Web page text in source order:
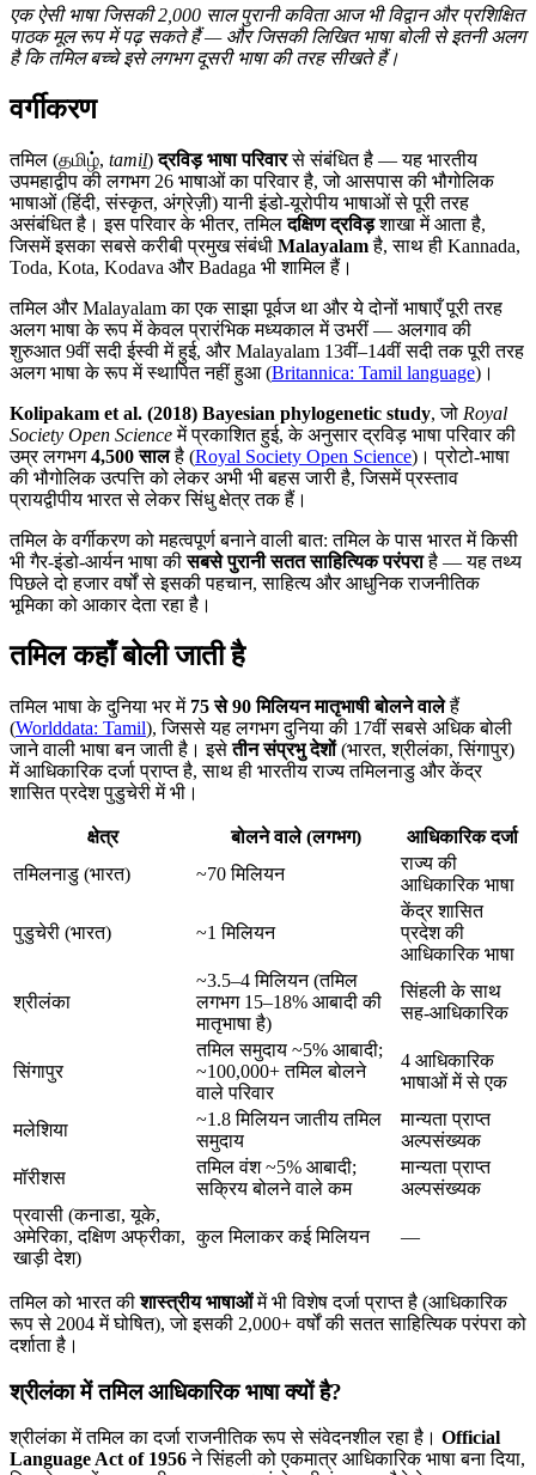
एक ऐसी भाषा जिसकी 2,000 साल पुरानी कविता आज भी विद्वान और प्रशिक्षित
पाठक मूल रूप में पढ़ सकते हैं — और जिसकी लिखित भाषा बोली से इतनी अलग
है कि तमिल बच्चे इसे लगभग दूसरी भाषा की तरह सीखते हैं।
वर्गीकरण
तमिल (தமிழ், tamiḻ)द्रविड़ भाषा परिवारसे संबंधित है — यह भारतीय
उपमहाद्वीप की लगभग 26 भाषाओं का परिवार है, जो आसपास की भौगोलिक
भाषाओं (हिंदी, संस्कृत, अंग्रेज़ी) यानी इंडो-यूरोपीय भाषाओं से पूरी तरह
असंबंधित है। इस परिवार के भीतर, तमिलदक्षिण द्रविड़शाखा में आता है,
जिसमें इसका सबसे करीबी प्रमुख संबंधी Malayalamहै, साथ ही Kannada,
Toda, Kota, Kodava और Badaga भी शामिल हैं।
तमिल और Malayalam का एक साझा पूर्वज था और ये दोनों भाषाएँ पूरी तरह
अलग भाषा के रूप में केवल प्रारंभिक मध्यकाल में उभरीं — अलगाव की
शुरुआत 9वीं सदी ईस्वी में हुई, और Malayalam 13वीं–14वीं सदी तक पूरी तरह
अलग भाषा के रूप में स्थापित नहीं हुआ (Britannica: Tamil language)।
Kolipakam et al. (2018) Bayesian phylogenetic study, जो Royal
Society Open Scienceमें प्रकाशित हुई, के अनुसार द्रविड़ भाषा परिवार की
उम्र लगभग4,500 सालहै (Royal Society Open Science)। प्रोटो-भाषा
की भौगोलिक उत्पत्ति को लेकर अभी भी बहस जारी है, जिसमें प्रस्ताव
प्रायद्वीपीय भारत से लेकर सिंधु क्षेत्र तक हैं।
तमिल के वर्गीकरण को महत्वपूर्ण बनाने वाली बात: तमिल के पास भारत में किसी
भी गैर-इंडो-आर्यन भाषा कीसबसे पुरानी सतत साहित्यिक परंपराहै — यह तथ्य
पिछले दो हजार वर्षों से इसकी पहचान, साहित्य और आधुनिक राजनीतिक
भूमिका को आकार देता रहा है।
तमिल कहाँ बोली जाती है
तमिल भाषा के दुनिया भर में 75 से 90 मिलियन मातृभाषी बोलने वालेहैं
(Worlddata: Tamil), जिससे यह लगभग दुनिया की 17वीं सबसे अधिक बोली
जाने वाली भाषा बन जाती है। इसेतीन संप्रभु देशों(भारत, श्रीलंका, सिंगापुर)
में आधिकारिक दर्जा प्राप्त है, साथ ही भारतीय राज्य तमिलनाडु और केंद्र
शासित प्रदेश पुडुचेरी में भी।
क्षेत्र बोलने वाले (लगभग)
आधिकारिक दर्जा
तमिलनाडु (भारत)
~70 मिलियन
राज्य की
आधिकारिक भाषा
पुडुचेरी (भारत) ~1 मिलियन
केंद्र शासित
प्रदेश की
आधिकारिक भाषा
श्रीलंका
~3.5–4 मिलियन (तमिल
लगभग 15–18% आबादी की
मातृभाषा है)
सिंहली के साथ
सह-आधिकारिक
सिंगापुर
तमिल समुदाय ~5% आबादी;
~100,000+ तमिल बोलने
वाले परिवार
4 आधिकारिक
भाषाओं में से एक
मलेशिया
~1.8 मिलियन जातीय तमिल
समुदाय
मान्यता प्राप्त
अल्पसंख्यक
मॉरीशस
तमिल वंश ~5% आबादी;
सक्रिय बोलने वाले कम
मान्यता प्राप्त
अल्पसंख्यक
प्रवासी (कनाडा, यूके,
अमेरिका, दक्षिण अफ्रीका,
खाड़ी देश)
कुल मिलाकर कई मिलियन —
तमिल को भारत कीशास्त्रीय भाषाओंमें भी विशेष दर्जा प्राप्त है (आधिकारिक
रूप से 2004 में घोषित), जो इसकी 2,000+ वर्षों की सतत साहित्यिक परंपरा को
दर्शाता है।
श्रीलंका में तमिल आधिकारिक भाषा क्यों है?
श्रीलंका में तमिल का दर्जा राजनीतिक रूप से संवेदनशील रहा है। Official
Language Act of 1956ने सिंहली को एकमात्र आधिकारिक भाषा बना दिया,